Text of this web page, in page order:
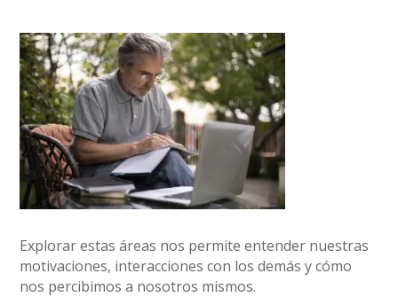
Explorar estas áreas nos permite entender nuestras
motivaciones, interacciones con los demás y cómo
nos percibimos a nosotros mismos.